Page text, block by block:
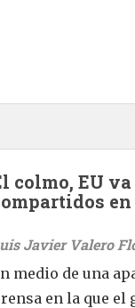
colmo, EU
Javier Valero
medio de una
en la que el